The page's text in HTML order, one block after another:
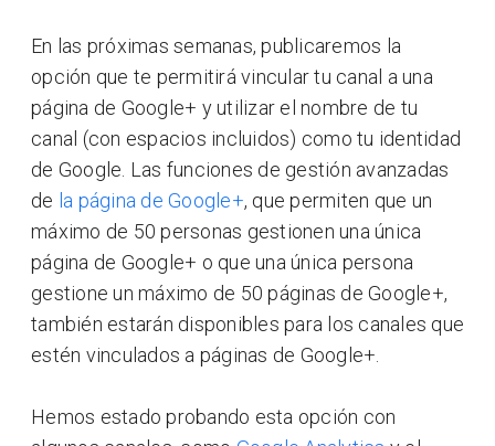
En las próximas semanas, publicaremos la
opción que te permitirá vincular tu canal a una
página de Google+ y utilizar el nombre de tu
canal (con espacios incluidos) como tu identidad
de Google. Las funciones de gestión avanzadas
de la página de Google+, que permiten que un
máximo de 50 personas gestionen una única
página de Google+ o que una única persona
gestione un máximo de 50 páginas de Google+,
también estarán disponibles para los canales que
estén vinculados a páginas de Google+.
Hemos estado probando esta opción con